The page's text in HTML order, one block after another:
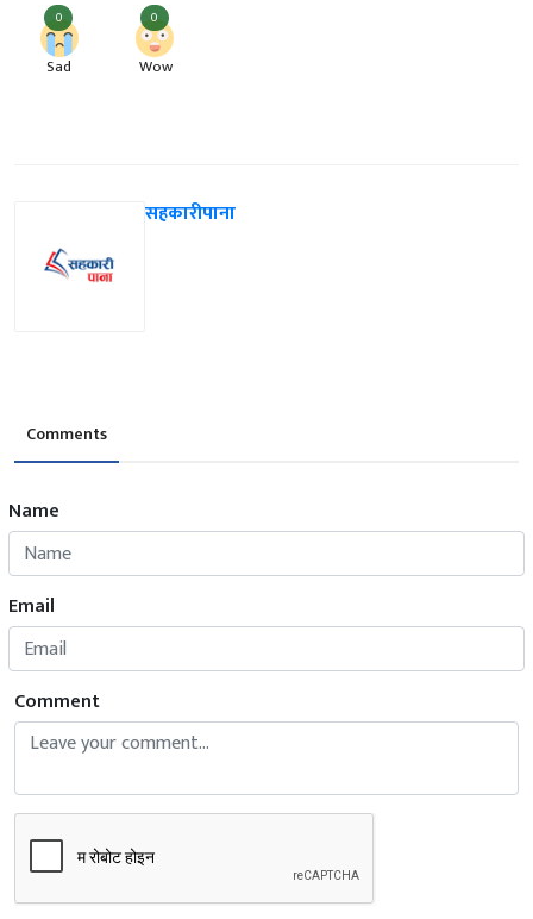
0
Sad
0
Wow
सहकारीपाना
Comments
Name
Email
Comment